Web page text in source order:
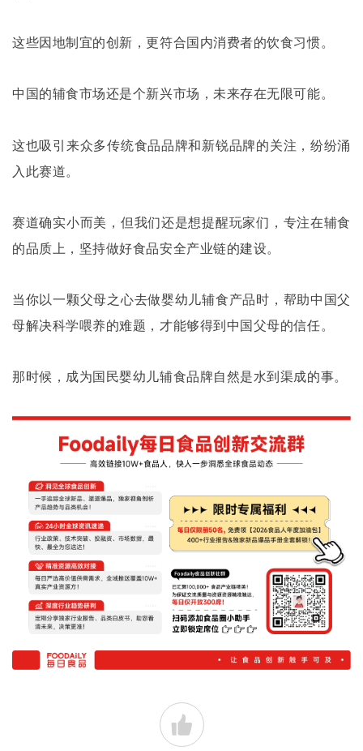
这些因地制宜的创新，更符合国内消费者的饮食习惯。
中国的辅食市场还是个新兴市场，未来存在无限可能。
这也吸引来众多传统食品品牌和新锐品牌的关注，纷纷涌
入此赛道。
赛道确实小而美，但我们还是想提醒玩家们，专注在辅食
的品质上，坚持做好食品安全产业链的建设。
当你以一颗父母之心去做婴幼儿辅食产品时，帮助中国父
母解决科学喂养的难题，才能够得到中国父母的信任。
那时候，成为国民婴幼儿辅食品牌自然是水到渠成的事。